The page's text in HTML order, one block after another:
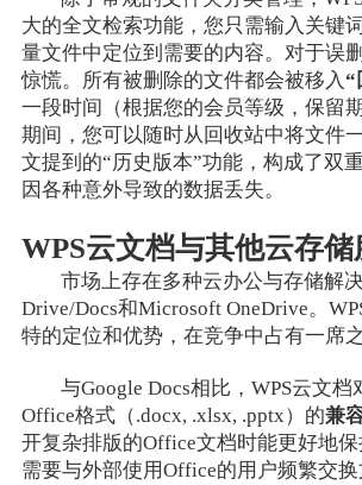
大的全文检索功能，您只需输入关键
量文件中定位到需要的内容。对于误
惊慌。所有被删除的文件都会被移入“
一段时间（根据您的会员等级，保留
期间，您可以随时从回收站中将文件
文提到的“历史版本”功能，构成了双
因各种意外导致的数据丢失。
WPS云文档与其他云存
市场上存在多种云办公与存储解
Drive/Docs和Microsoft OneDrive。
特的定位和优势，在竞争中占有一席之
与Google Docs相比，WPS云文
Office格式（.docx, .xlsx, .pptx）的兼
开复杂排版的Office文档时能更好地
需要与外部使用Office的用户频繁交